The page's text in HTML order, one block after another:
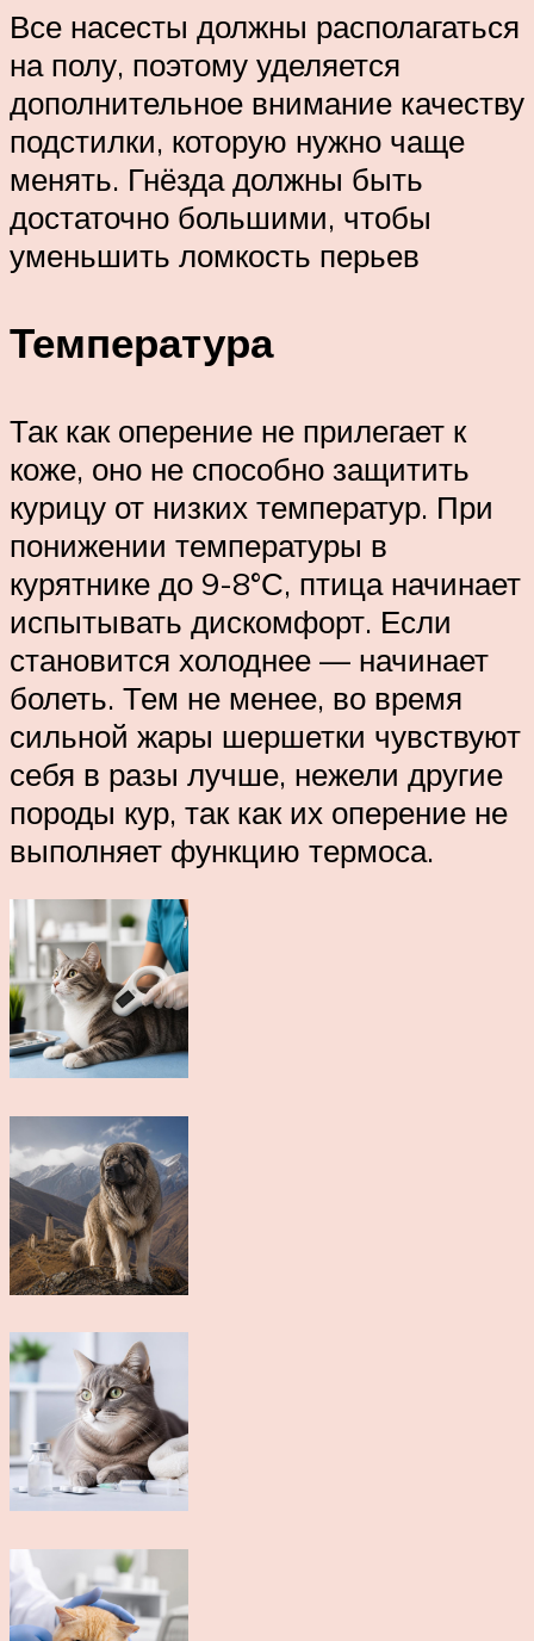
Все насесты должны располагаться
на полу, поэтому уделяется
дополнительное внимание качеству
подстилки, которую нужно чаще
менять. Гнёзда должны быть
достаточно большими, чтобы
уменьшить ломкость перьев
Температура
Так как оперение не прилегает к
коже, оно не способно защитить
курицу от низких температур. При
понижении температуры в
курятнике до 9-8°С, птица начинает
испытывать дискомфорт. Если
становится холоднее — начинает
болеть. Тем не менее, во время
сильной жары шершетки чувствуют
себя в разы лучше, нежели другие
породы кур, так как их оперение не
выполняет функцию термоса.